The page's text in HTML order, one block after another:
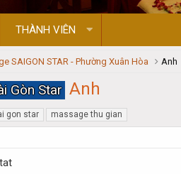
THÀNH VIÊN
SAIGON STAR - Phường Xuân Hòa Anh
Gòn Star Anh
gon star massage thu gian